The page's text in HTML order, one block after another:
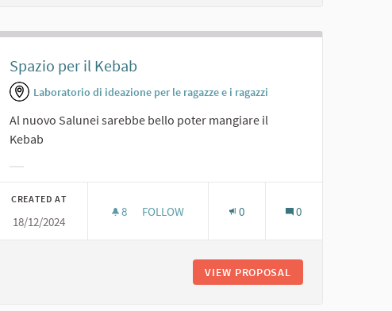
Spazio per il Kebab
Laboratorio di ideazione per le ragazze e i ragazzi
Al nuovo Salunei sarebbe bello poter mangiare il
Kebab
CREATED AT
18/12/2024
8 8 FOLLOWERS
FOLLOW 0 0
VIEW PROPOSAL